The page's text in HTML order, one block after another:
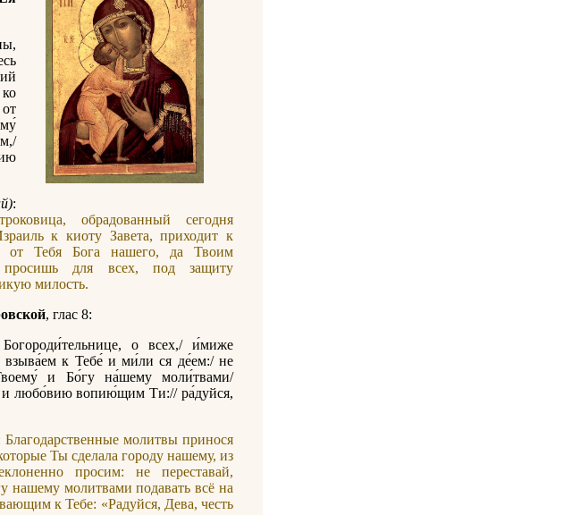
:
обрадованный сегодня
к киоту Завета, приходит к
от Тебя Бога нашего, да Твоим
для всех, под защиту
милость.
, глас 8:
о всех,/ и́миже
взыва́ем к Тебе́ и ми́ли ся де́ем:/ не
и Бо́гу на́шему моли́твами/
и любо́вию вопию́щим Ти:// ра́дуйся,
Благодарственные молитвы принося
Ты сделала городу нашему, из
просим: не переставай,
молитвами подавать всё на
к Тебе: «Радуйся, Дева, честь